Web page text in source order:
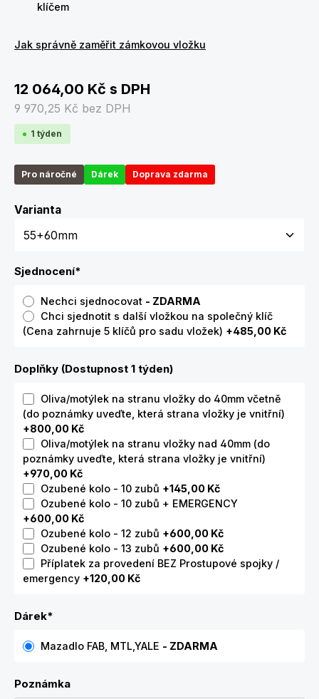
klíčem
Jak správně zaměřit zámkovou vložku
12 064,00 Kč s DPH
9 970,25 Kč bez DPH
1 týden
Pro náročné Dárek Doprava zdarma
VariantaZvolte variantu
Sjednocení*
Nechci sjednocovat - ZDARMA
Chci sjednotit s další vložkou na společný klíč
(Cena zahrnuje 5 klíčů pro sadu vložek) +485,00 Kč
Doplňky (Dostupnost 1 týden)
Oliva/motýlek na stranu vložky do 40mm včetně
(do poznámky uveďte, která strana vložky je vnitřní)
+800,00 Kč
Oliva/motýlek na stranu vložky nad 40mm (do
poznámky uveďte, která strana vložky je vnitřní)
+970,00 Kč
Ozubené kolo - 10 zubů +145,00 Kč
Ozubené kolo - 10 zubů + EMERGENCY
+600,00 Kč
Ozubené kolo - 12 zubů +600,00 Kč
Ozubené kolo - 13 zubů +600,00 Kč
Příplatek za provedení BEZ Prostupové spojky /
emergency +120,00 Kč
Dárek*
Mazadlo FAB, MTL,YALE - ZDARMA
Poznámka